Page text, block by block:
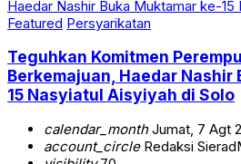
Featured Persyarikatan
Teguhkan Komitmen
Berkemajuan, Haedar Nashir
15 Nasyiatul Aisyiyah di Solo
calendar_monthJumat, 7 Agt
account_circleRedaksi